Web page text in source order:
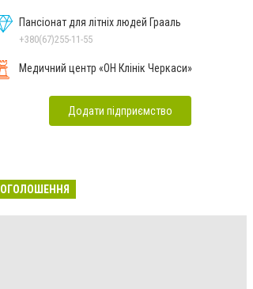
Пансіонат для літніх людей Грааль
+380(67)255-11-55
Медичний центр «ОН Клінік Черкаси»
Додати підприємство
ОГОЛОШЕННЯ